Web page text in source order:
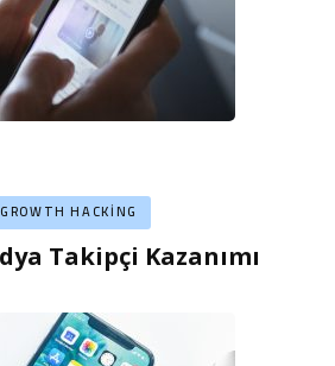
GROWTH HACKING
Takipçi Kazanımı